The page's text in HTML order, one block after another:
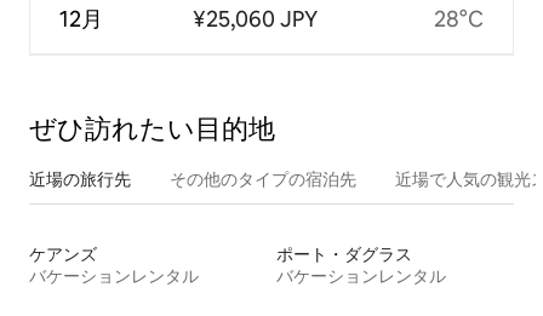
12月 ¥25,060 JPY 28°C
ぜひ訪⁠れ⁠た⁠い目⁠的⁠地
近場の旅行先 その他のタ⁠イ⁠プ⁠の宿⁠泊⁠先 近場で人気の観光
ケアンズ
バケーションレンタル
ポート・ダグラス
バケーションレンタル